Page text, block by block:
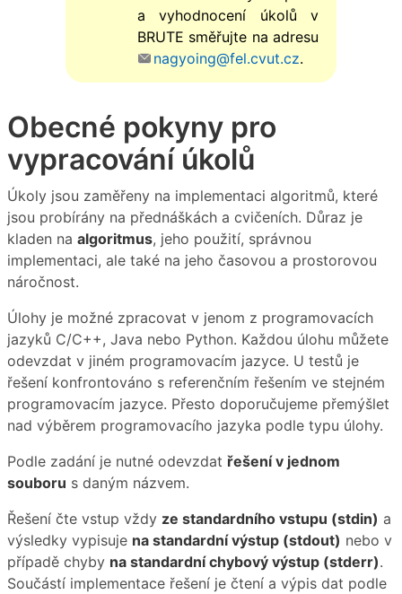
a vyhodnocení úkolů v
BRUTE směřujte na adresu
nagyoing@fel.cvut.cz.
Obecné pokyny pro
vypracování úkolů
Úkoly jsou zaměřeny na implementaci algoritmů, které
jsou probírány na přednáškách a cvičeních. Důraz je
kladen na algoritmus, jeho použití, správnou
implementaci, ale také na jeho časovou a prostorovou
náročnost.
Úlohy je možné zpracovat v jenom z programovacích
jazyků C/C++, Java nebo Python. Každou úlohu můžete
odevzdat v jiném programovacím jazyce. U testů je
řešení konfrontováno s referenčním řešením ve stejném
programovacím jazyce. Přesto doporučujeme přemýšlet
nad výběrem programovacího jazyka podle typu úlohy.
Podle zadání je nutné odevzdat řešení v jednom
souboru s daným názvem.
Řešení čte vstup vždy ze standardního vstupu (stdin) a
výsledky vypisuje na standardní výstup (stdout) nebo v
případě chyby na standardní chybový výstup (stderr).
Součástí implementace řešení je čtení a výpis dat podle